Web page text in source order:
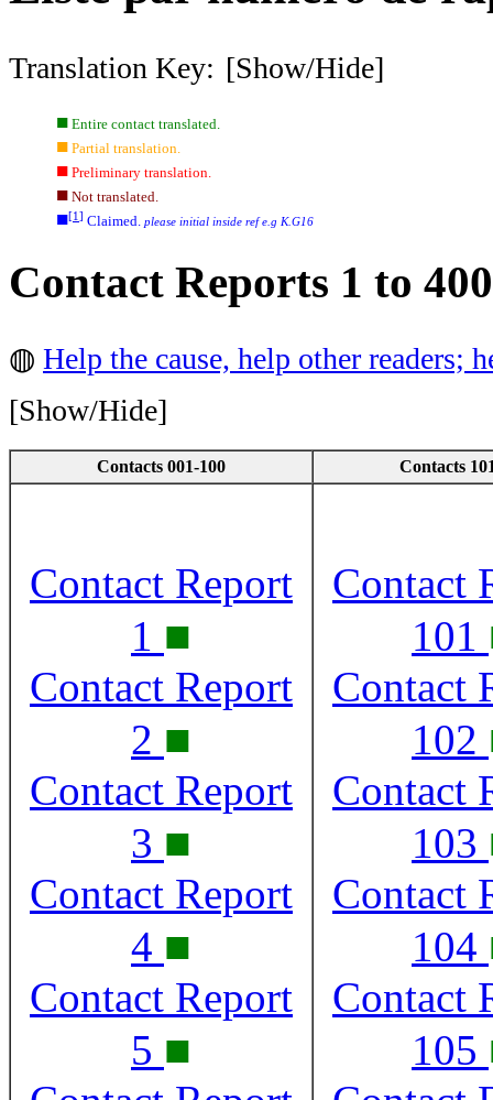
Translation Key: [Show/Hide]
■ Entire contact translated.
■ Partial translation.
■ Preliminary translation.
■ Not translated.
■[1] Claimed. please initial inside ref e.g K.G16
Contact Reports 1 to 400
◍ Help the cause, help other readers;
[Show/Hide]
Contacts 001-100 Contacts
Contact Report
1 ■
Contact Report
2 ■
Contact Report
3 ■
Contact Report
4 ■
Contact Report
5 ■
Contact
101
Contact
102
Contact
103
Contact
104
Contact
105